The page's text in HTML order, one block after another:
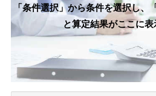
「条件選択」から条件を選択し
と算定結果がここに